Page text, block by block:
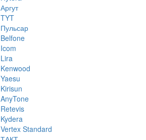
Аргут
TYT
Пульсар
Belfone
Icom
Lira
Kenwood
Yaesu
Kirisun
AnyTone
Retevis
Kydera
Vertex Standard